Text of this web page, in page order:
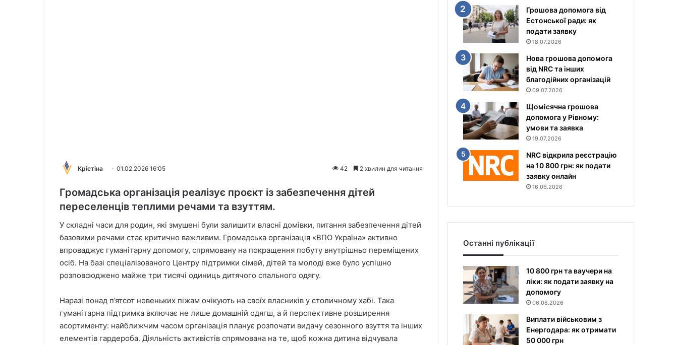
Крістіна 01.02.2026 16:05 42 2 хвилин для читання
Громадська організація реалізує проєкт із забезпечення дітей
переселенців теплими речами та взуттям.
У складні часи для родин, які змушені були залишити власні домівки, питання забезпечення дітей
базовими речами стає критично важливим. Громадська організація «ВПО Україна» активно
впроваджує гуманітарну допомогу, спрямовану на покращення побуту внутрішньо переміщених
осіб. На базі спеціалізованого Центру підтримки сімей, дітей та молоді вже було успішно
розповсюджено майже три тисячі одиниць дитячого спального одягу.
Наразі понад п’ятсот новеньких піжам очікують на своїх власників у столичному хабі. Така
гуманітарна підтримка включає не лише домашній одягш, а й перспективне розширення
асортименту: найближчим часом організація планує розпочати видачу сезонного взуття та інших
елементів гардероба. Діяльність активістів спрямована на те, щоб кожна дитина відчувала
Грошова допомога від
Естонської ради: як
подати заявку
18.07.2026
Нова грошова допомога
від NRC та інших
благодійних організацій
09.07.2026
Щомісячна грошова
допомога у Рівному:
умови та заявка
19.07.2026
NRC відкрила реєстрацію
на 10 800 грн: як подати
заявку онлайн
16.06.2026
Останні публікації
10 800 грн та ваучери на
ліки: як подати заявку на
допомогу
06.08.2026
Виплати військовим з
Енергодара: як отримати
50 000 грн